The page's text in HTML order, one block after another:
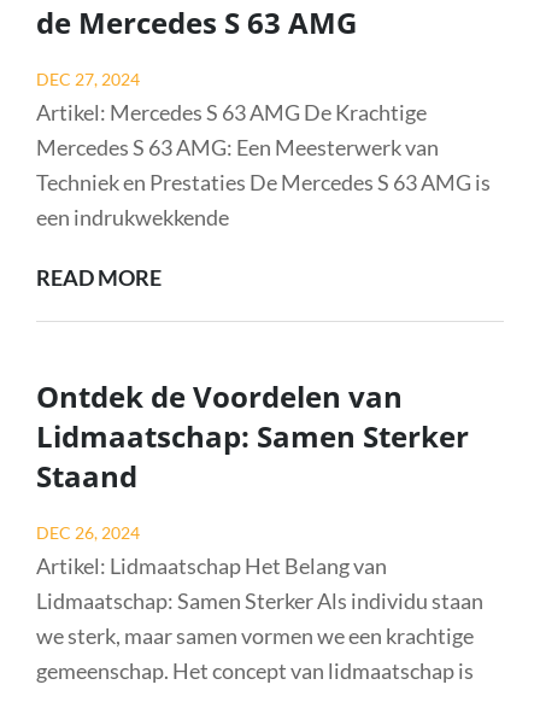
MAGNETISCH
VOOR
JONG
EN
OUD
de Mercedes S 63 AMG
Posted
on
DEC 27, 2024
Artikel: Mercedes S 63 AMG De Krachtige
Mercedes S 63 AMG: Een Meesterwerk van
Techniek en Prestaties De Mercedes S 63 AMG is
een indrukwekkende
READ MOREONTDEK
EN
KRACHT
VAN
63
Ontdek de Voordelen van
Lidmaatschap: Samen Sterker
Staand
Posted
on
DEC 26, 2024
Artikel: Lidmaatschap Het Belang van
Lidmaatschap: Samen Sterker Als individu staan
we sterk, maar samen vormen we een krachtige
gemeenschap. Het concept van lidmaatschap is